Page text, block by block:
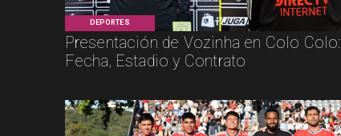
DEPORTES
Presentación de Vozinha en Colo Colo:
Fecha, Estadio y Contrato